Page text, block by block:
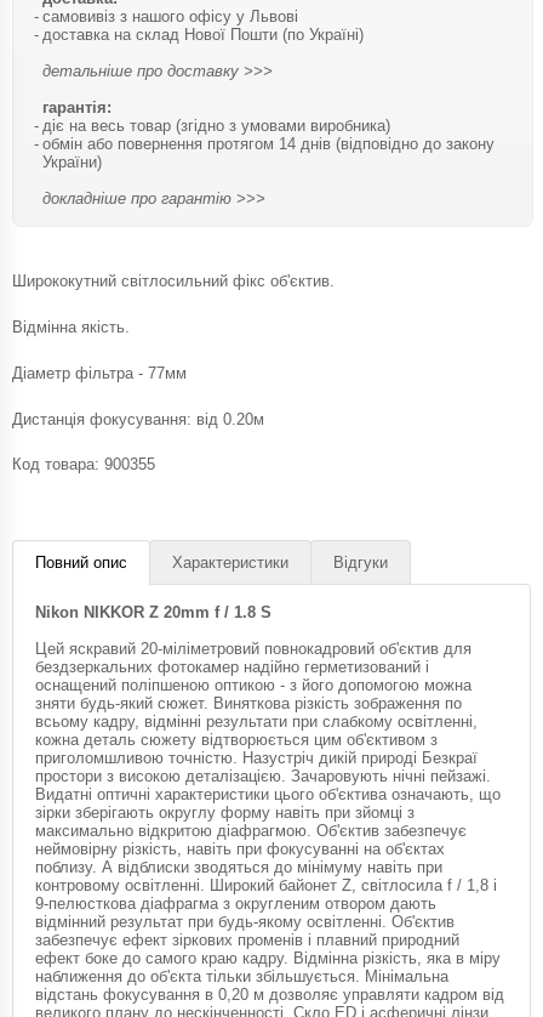
самовивіз з нашого офісу у Львові
доставка на склад Нової Пошти (по Україні)
детальніше про доставку >>>
гарантія:
діє на весь товар (згідно з умовами виробника)
обмін або повернення протягом 14 днів (відповідно до закону
України)
докладніше про гарантію >>>
Ширококутний світлосильний фікс об'єктив.
Відмінна якість.
Діаметр фільтра - 77мм
Дистанція фокусування: від 0.20м
Код товара: 900355
Повний опис Характеристики Відгуки
Nikon NIKKOR Z 20mm f / 1.8 S
Цей яскравий 20-міліметровий повнокадровий об'єктив для
бездзеркальних фотокамер надійно герметизований і
оснащений поліпшеною оптикою - з його допомогою можна
зняти будь-який сюжет. Виняткова різкість зображення по
всьому кадру, відмінні результати при слабкому освітленні,
кожна деталь сюжету відтворюється цим об'єктивом з
приголомшливою точністю. Назустріч дикій природі Безкраї
простори з високою деталізацією. Зачаровують нічні пейзажі.
Видатні оптичні характеристики цього об'єктива означають, що
зірки зберігають округлу форму навіть при зйомці з
максимально відкритою діафрагмою. Об'єктив забезпечує
неймовірну різкість, навіть при фокусуванні на об'єктах
поблизу. А відблиски зводяться до мінімуму навіть при
контровому освітленні. Широкий байонет Z, світлосила f / 1,8 і
9-пелюсткова діафрагма з округленим отвором дають
відмінний результат при будь-якому освітленні. Об'єктив
забезпечує ефект зіркових променів і плавний природний
ефект боке до самого краю кадру. Відмінна різкість, яка в міру
наближення до об'єкта тільки збільшується. Мінімальна
відстань фокусування в 0,20 м дозволяє управляти кадром від
великого плану до нескінченності. Скло ED і асферичні лінзи